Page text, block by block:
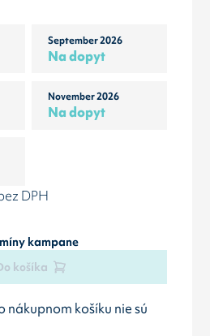
September 2026
Na dopyt
November 2026
Na dopyt
DPH
kampane
košíka
nákupnom košíku nie sú